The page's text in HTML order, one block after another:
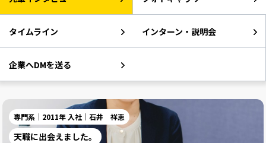
タイムライン インターン・説明会
企業へDMを送る
専門系｜2011年 入社｜石井 祥恵
天職に出会えました。